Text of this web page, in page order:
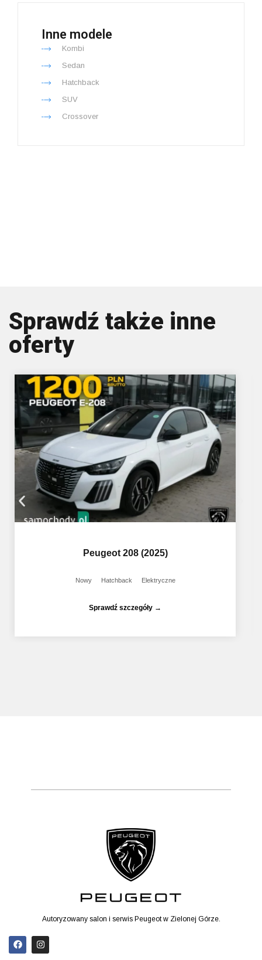
Inne modele
Kombi
Sedan
Hatchback
SUV
Crossover
Sprawdź także inne
oferty
Peugeot 208 (2025)
Nowy Hatchback Elektryczne
Sprawdź szczegóły →
Autoryzowany salon i serwis Peugeot w Zielonej Górze.